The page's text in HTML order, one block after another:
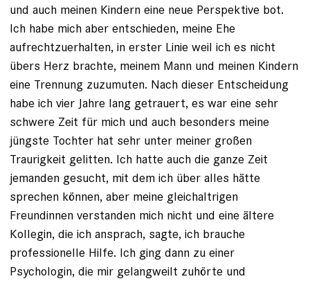
und auch meinen Kindern eine neue Perspektive bot.
Ich habe mich aber entschieden, meine Ehe
aufrechtzuerhalten, in erster Linie weil ich es nicht
übers Herz brachte, meinem Mann und meinen Kindern
eine Trennung zuzumuten. Nach dieser Entscheidung
habe ich vier Jahre lang getrauert, es war eine sehr
schwere Zeit für mich und auch besonders meine
jüngste Tochter hat sehr unter meiner großen
Traurigkeit gelitten. Ich hatte auch die ganze Zeit
jemanden gesucht, mit dem ich über alles hätte
sprechen können, aber meine gleichaltrigen
Freundinnen verstanden mich nicht und eine ältere
Kollegin, die ich ansprach, sagte, ich brauche
professionelle Hilfe. Ich ging dann zu einer
Psychologin, die mir gelangweilt zuhörte und